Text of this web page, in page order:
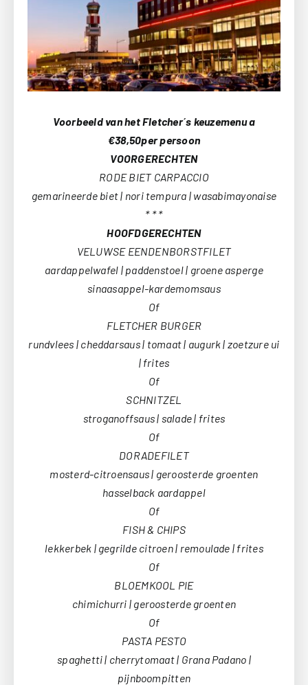
Voorbeeld van het Fletcher´s keuzemenu a
€38,50per persoon
VOORGERECHTEN
RODE BIET CARPACCIO
gemarineerde biet | nori tempura | wasabimayonaise
* * *
HOOFDGERECHTEN
VELUWSE EENDENBORSTFILET
aardappelwafel | paddenstoel | groene asperge
sinaasappel-kardemomsaus
Of
FLETCHER BURGER
rundvlees | cheddarsaus | tomaat | augurk | zoetzure ui
| frites
Of
SCHNITZEL
stroganoffsaus | salade | frites
Of
DORADEFILET
mosterd-citroensaus | geroosterde groenten
hasselback aardappel
Of
FISH & CHIPS
lekkerbek | gegrilde citroen | remoulade | frites
Of
BLOEMKOOL PIE
chimichurri | geroosterde groenten
Of
PASTA PESTO
spaghetti | cherrytomaat | Grana Padano |
pijnboompitten